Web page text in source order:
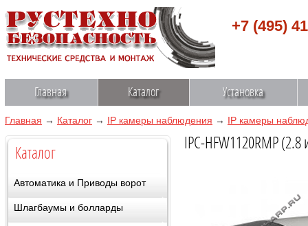
+7 (495)
Главная Каталог Установка
Главная → Каталог → IP камеры наблюдения → IP камеры
Каталог
Автоматика и Приводы ворот
Шлагбаумы и болларды
IPC-HFW1120RMP